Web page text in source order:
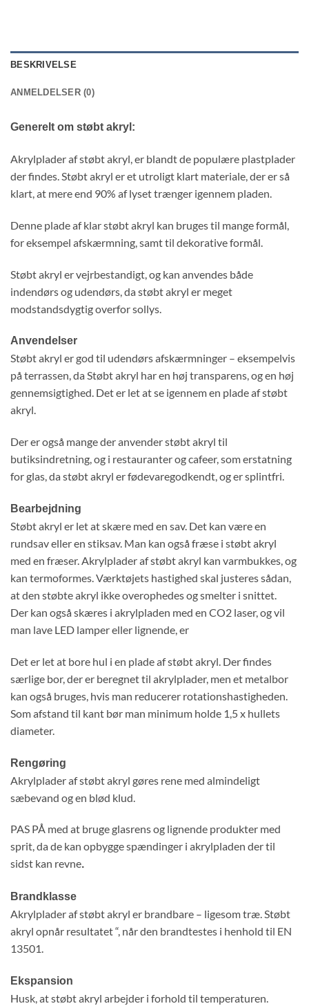
BESKRIVELSE
ANMELDELSER (0)
Generelt om støbt akryl:
Akrylplader af støbt akryl, er blandt de populære plastplader
der findes. Støbt akryl er et utroligt klart materiale, der er så
klart, at mere end 90% af lyset trænger igennem pladen.
Denne plade af klar støbt akryl kan bruges til mange formål,
for eksempel afskærmning, samt til dekorative formål.
Støbt akryl er vejrbestandigt, og kan anvendes både
indendørs og udendørs, da støbt akryl er meget
modstandsdygtig overfor sollys.
Anvendelser
Støbt akryl er god til udendørs afskærmninger – eksempelvis
på terrassen, da Støbt akryl har en høj transparens, og en høj
gennemsigtighed. Det er let at se igennem en plade af støbt
akryl.
Der er også mange der anvender støbt akryl til
butiksindretning, og i restauranter og cafeer, som erstatning
for glas, da støbt akryl er fødevaregodkendt, og er splintfri.
Bearbejdning
Støbt akryl er let at skære med en sav. Det kan være en
rundsav eller en stiksav. Man kan også fræse i støbt akryl
med en fræser. Akrylplader af støbt akryl kan varmbukkes, og
kan termoformes. Værktøjets hastighed skal justeres sådan,
at den støbte akryl ikke overophedes og smelter i snittet.
Der kan også skæres i akrylpladen med en CO2 laser, og vil
man lave LED lamper eller lignende, er
Det er let at bore hul i en plade af støbt akryl. Der findes
særlige bor, der er beregnet til akrylplader, men et metalbor
kan også bruges, hvis man reducerer rotationshastigheden.
Som afstand til kant bør man minimum holde 1,5 x hullets
diameter.
Rengøring
Akrylplader af støbt akryl gøres rene med almindeligt
sæbevand og en blød klud.
PAS PÅ med at bruge glasrens og lignende produkter med
sprit, da de kan opbygge spændinger i akrylpladen der til
sidst kan revne.
Brandklasse
Akrylplader af støbt akryl er brandbare – ligesom træ. Støbt
akryl opnår resultatet “, når den brandtestes i henhold til EN
13501.
Ekspansion
Husk, at støbt akryl arbejder i forhold til temperaturen.